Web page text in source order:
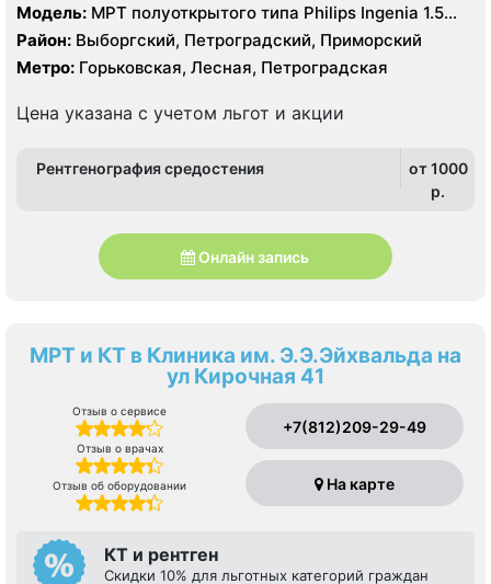
Модель: МРТ полуоткрытого типа Philips Ingenia 1.5
Тесла, КТ Philips Ingenuity 128 срезов
Район: Выборгский, Петроградский, Приморский
Метро: Горьковская, Лесная, Петроградская
Цена указана с учетом льгот и акции
Рентгенография средостения
от 1000
p.
Онлайн запись
МРТ и КТ в Клиника им. Э.Э.Эйхвальда на
ул Кирочная 41
Отзыв о сервисе
Отзыв о врачах
Отзыв об оборудовании
+7(812)209-29-49
На карте
КТ и рентген
Скидки 10% для льготных категорий граждан